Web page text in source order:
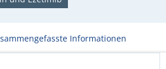
Informationen